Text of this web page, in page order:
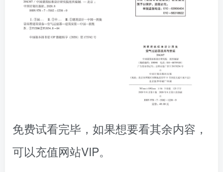
免费试看完毕，如果想要看其余内容，
可以充值网站VIP。